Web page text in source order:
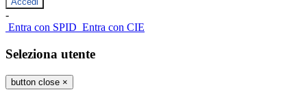
-
Entra con SPID Entra con CIE
Seleziona utente
button close ×